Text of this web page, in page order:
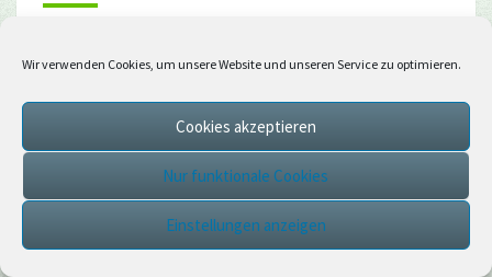
Wir verwenden Cookies, um unsere Website und unseren Service zu optimieren.
Cookies akzeptieren
Nur funktionale Cookies
Einstellungen anzeigen
26 von 100
Spieler:
Armin2015078